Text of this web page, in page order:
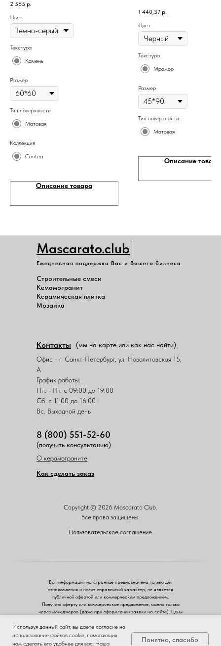
Запросить
2 565 р.
Цвет
Текстура
Камень
Размер
Тип поверхности
Матовая
Коллекция
Contea
Описание товара
1 440,37 р.
Цвет
Текстура
Мрамор
Размер
Тип поверхности
Матовая
Описание товара
Ежедневная поддержка Вас и Вашего бизнеса
Mascarato.club
Copyright © 2026 Mascarato Club.
Все права защищены.
Пользовательское соглашение.
Строительные смеси
Кемамогранит
Керамическая плитка
Мозаика
Контакты
Офис - г. Санкт-Петербург, ул. Новолитовская 15,
А
График работы:
Пн. - Пт. с 09:00 до 19:00
Сб. с 11:00 до 16:00
Вс. Выходной день
8 (800) 551-52-60
(мы на карте или как нас найти)
(получить консультацию)
О керамограните
Как сделать заказ
Вся информация на странице предназначена только для
ознакомления и носит справочный характер, не является
публичной офертой или коммерческим предложением.
Получить оферту или коммерческое предложение, можно только
через менеджеров (даже при оформлении заявки на сайте). Цены
ЗА
ЧЕСТНЫЙ
БИЗНЕС
Используя данный сайт, вы даете согласие на
использование файлов cookie, помогающих
нам сделать его удобнее для вас. Наша
Понятно, спасибо